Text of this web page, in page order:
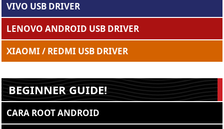
VIVO USB DRIVER
LENOVO ANDROID USB DRIVER
XIAOMI / REDMI USB DRIVER
BEGINNER GUIDE!
CARA ROOT ANDROID